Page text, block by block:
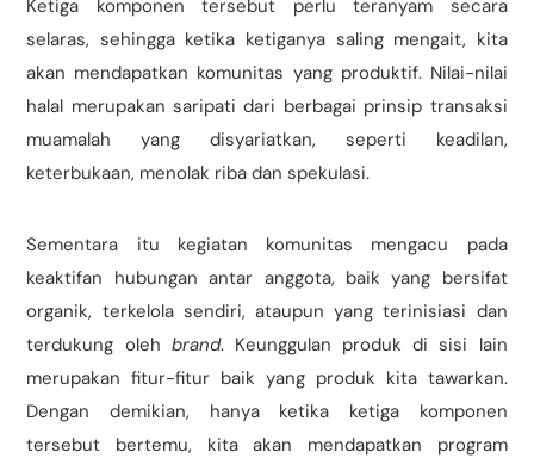
Ketiga komponen tersebut perlu teranyam secara
selaras, sehingga ketika ketiganya saling mengait, kita
akan mendapatkan komunitas yang produktif. Nilai-nilai
halal merupakan saripati dari berbagai prinsip transaksi
muamalah yang disyariatkan, seperti keadilan,
keterbukaan, menolak riba dan spekulasi.
Sementara itu kegiatan komunitas mengacu pada
keaktifan hubungan antar anggota, baik yang bersifat
organik, terkelola sendiri, ataupun yang terinisiasi dan
terdukung oleh brand. Keunggulan produk di sisi lain
merupakan fitur-fitur baik yang produk kita tawarkan.
Dengan demikian, hanya ketika ketiga komponen
tersebut bertemu, kita akan mendapatkan program